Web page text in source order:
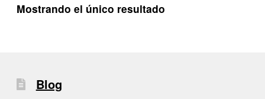
Mostrando el único resultado
Blog